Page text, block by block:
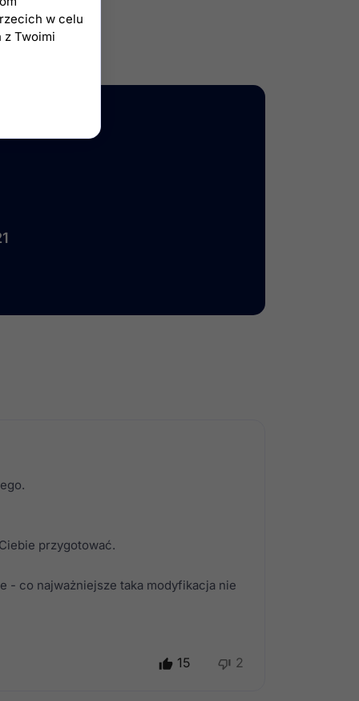
przygotować.
- co najważniejsze taka modyfikacja nie
15 2
w celu
z Twoimi